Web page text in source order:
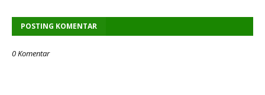
POSTING KOMENTAR
0 Komentar